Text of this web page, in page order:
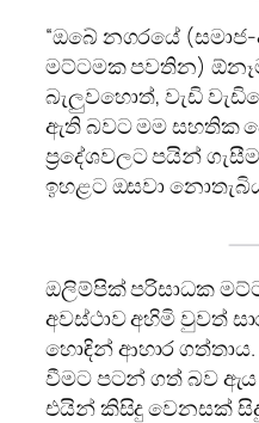
“ඔබේ නගරයේ
මට්ටමක පවතින)
බැලුවහොත්, වැඩි
ඇති බවට මම සහතික
ප්‍රදේශවලට පයින්
ඉහළට ඔසවා
ඔලිම්පික් පරිසාධක
අවස්ථාව අහිමි වුවත්
හොඳින් ආහාර
වීමට පටන් ගත් බව
එයින් කිසිදු වෙනසක්